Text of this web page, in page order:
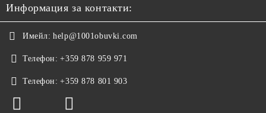
Информация за контакти:
Имейл: help@1001obuvki.com
Телефон: +359 878 959 971
Телефон: +359 878 801 903